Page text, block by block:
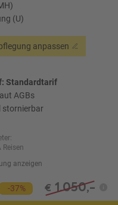
(U)
anpassen
Standardtarif
AGBs
stornierbar
Reisen
anzeigen
-37% € 1.050,-